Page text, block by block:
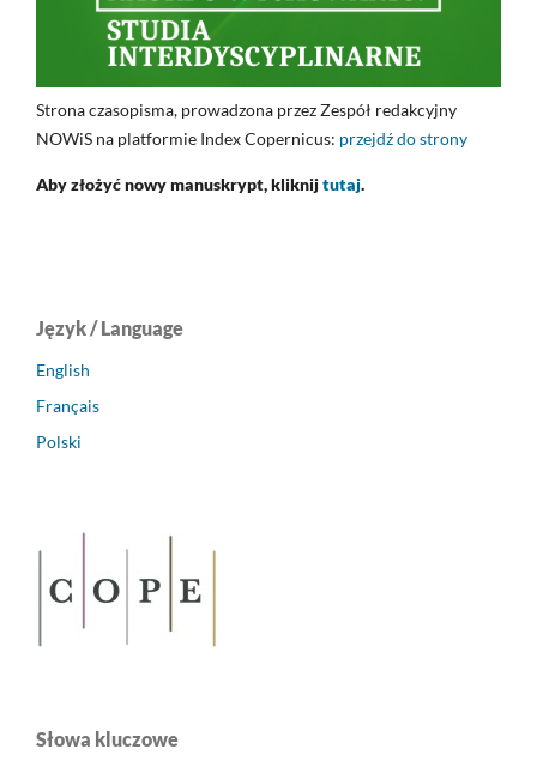
Strona czasopisma, prowadzona przez Zespół redakcyjny
NOWiS na platformie Index Copernicus: przejdź do strony
Aby złożyć nowy manuskrypt, kliknijtutaj.
Język / Language
English
Français
Polski
Słowa kluczowe